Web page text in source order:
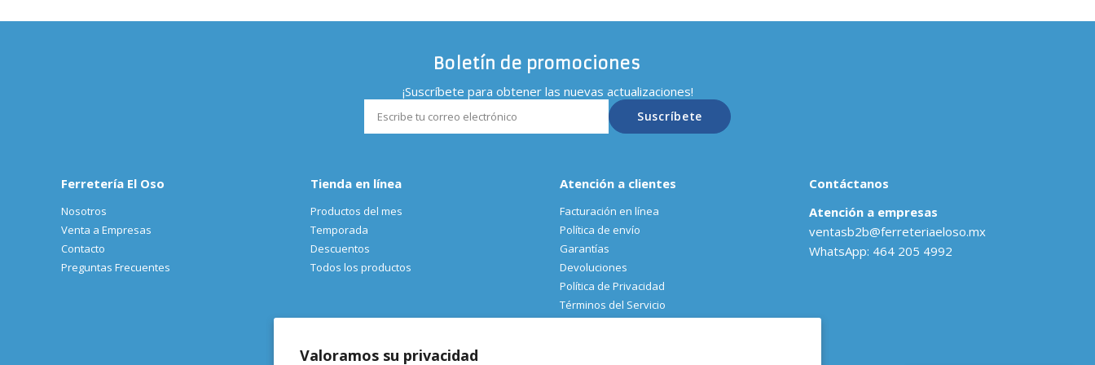
Valoramos su privacidad
Boletín de promociones
¡Suscríbete para obtener las nuevas actualizaciones!
Suscríbete
Ferretería El Oso
Nosotros
Venta a Empresas
Contacto
Preguntas Frecuentes
Tienda en línea
Productos del mes
Temporada
Descuentos
Todos los productos
Atención a clientes
Facturación en línea
Política de envío
Garantías
Devoluciones
Política de Privacidad
Términos del Servicio
Contáctanos
Atención a empresas
ventasb2b@ferreteriaeloso.mx
WhatsApp: 464 205 4992